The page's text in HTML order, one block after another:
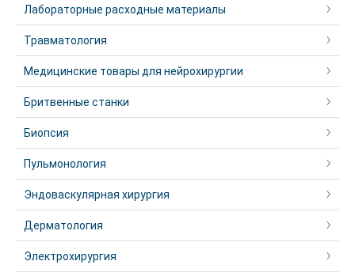
Лабораторные расходные материалы
Травматология
Медицинские товары для нейрохирургии
Бритвенные станки
Биопсия
Пульмонология
Эндоваскулярная хирургия
Дерматология
Электрохирургия